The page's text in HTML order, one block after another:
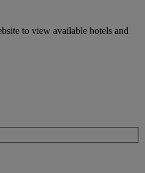
to view available hotels and